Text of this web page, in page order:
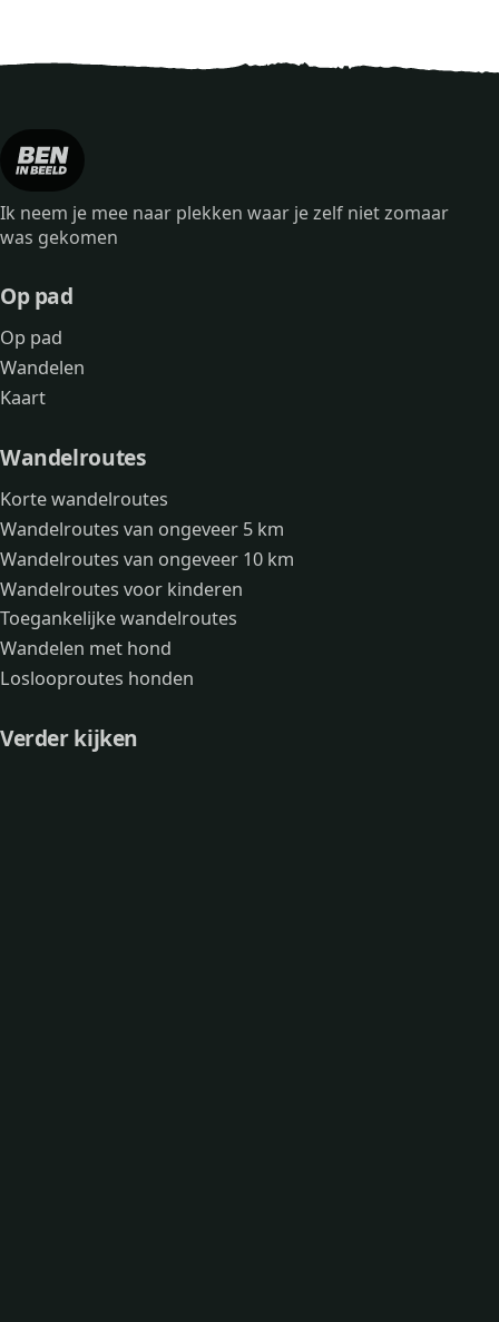
Ik neem je mee naar plekken waar je zelf niet zomaar
was gekomen
Op pad
Op pad
Wandelen
Kaart
Wandelroutes
Korte wandelroutes
Wandelroutes van ongeveer 5 km
Wandelroutes van ongeveer 10 km
Wandelroutes voor kinderen
Toegankelijke wandelroutes
Wandelen met hond
Loslooproutes honden
Verder kijken